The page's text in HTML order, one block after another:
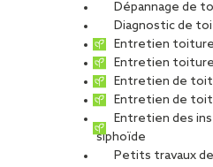
Dépannage de
Diagnostic de
Entretien
Entretien
Entretien de
Entretien de
Entretien des
siphoïde
Petits travaux